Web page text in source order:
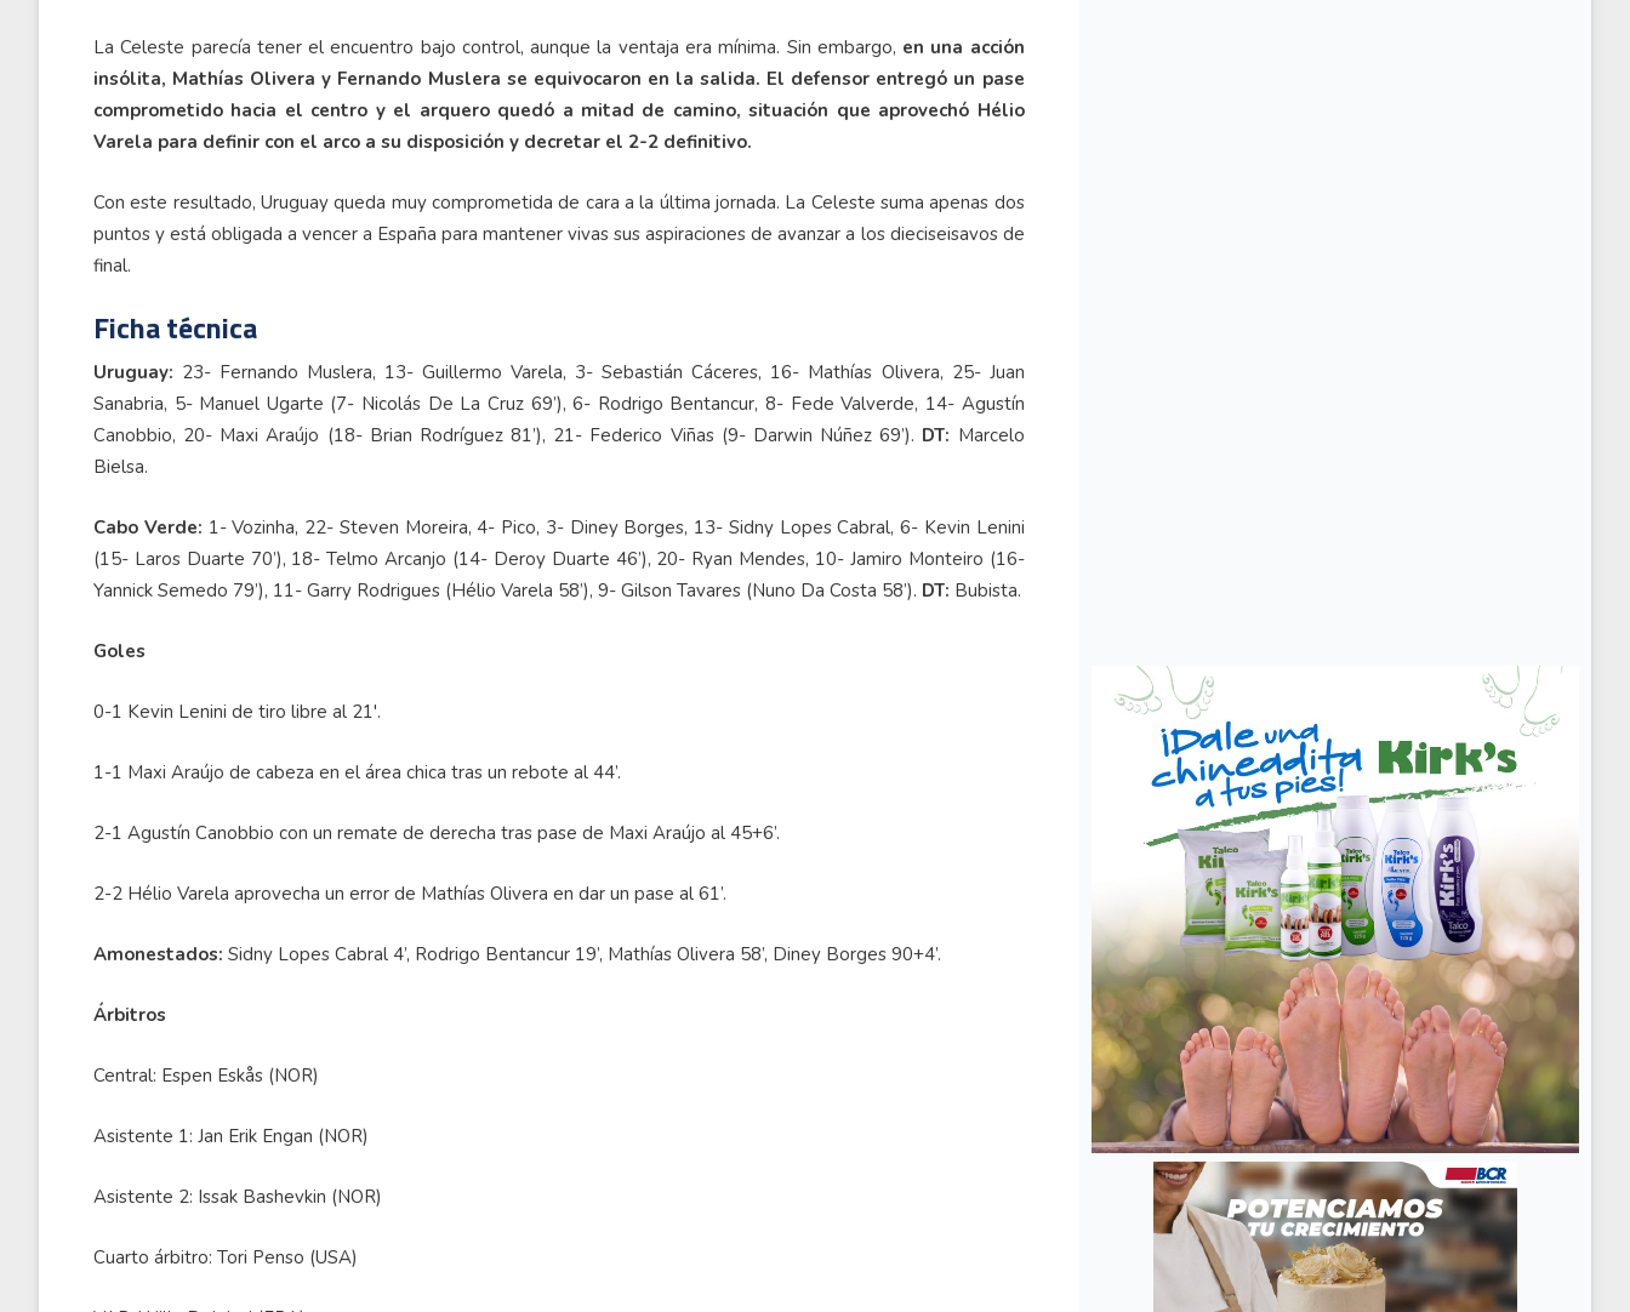
La Celeste parecía tener el encuentro bajo control, aunque la ventaja era mínima. Sin embargo, en una acción
insólita, Mathías Olivera y Fernando Muslera se equivocaron en la salida. El defensor entregó un pase
comprometido hacia el centro y el arquero quedó a mitad de camino, situación que aprovechó Hélio
Varela para definir con el arco a su disposición y decretar el 2-2 definitivo.
Con este resultado, Uruguay queda muy comprometida de cara a la última jornada. La Celeste suma apenas dos
puntos y está obligada a vencer a España para mantener vivas sus aspiraciones de avanzar a los dieciseisavos de
final.
Ficha técnica
Uruguay: 23- Fernando Muslera, 13- Guillermo Varela, 3- Sebastián Cáceres, 16- Mathías Olivera, 25- Juan
Sanabria, 5- Manuel Ugarte (7- Nicolás De La Cruz 69’), 6- Rodrigo Bentancur, 8- Fede Valverde, 14- Agustín
Canobbio, 20- Maxi Araújo (18- Brian Rodríguez 81’), 21- Federico Viñas (9- Darwin Núñez 69’). DT: Marcelo
Bielsa.
Cabo Verde: 1- Vozinha, 22- Steven Moreira, 4- Pico, 3- Diney Borges, 13- Sidny Lopes Cabral, 6- Kevin Lenini
(15- Laros Duarte 70’), 18- Telmo Arcanjo (14- Deroy Duarte 46’), 20- Ryan Mendes, 10- Jamiro Monteiro (16-
Yannick Semedo 79’), 11- Garry Rodrigues (Hélio Varela 58’), 9- Gilson Tavares (Nuno Da Costa 58’). DT: Bubista.
Goles
0-1 Kevin Lenini de tiro libre al 21'.
1-1 Maxi Araújo de cabeza en el área chica tras un rebote al 44’.
2-1 Agustín Canobbio con un remate de derecha tras pase de Maxi Araújo al 45+6’.
2-2 Hélio Varela aprovecha un error de Mathías Olivera en dar un pase al 61’.
Amonestados: Sidny Lopes Cabral 4’, Rodrigo Bentancur 19’, Mathías Olivera 58’, Diney Borges 90+4’.
Árbitros
Central: Espen Eskås (NOR)
Asistente 1: Jan Erik Engan (NOR)
Asistente 2: Issak Bashevkin (NOR)
Cuarto árbitro: Tori Penso (USA)